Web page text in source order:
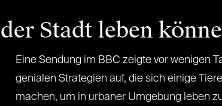
Stadt leben
Eine Sendung im BBC zeigte vor wenigen
genialen Strategien auf, die sich einige
machen, um in urbaner Umgebung leben